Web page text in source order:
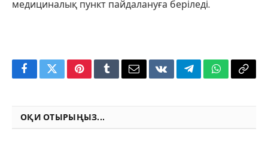
медициналық пункт пайдалануға беріледі.
FacebookTwitterPinterestTumblrEmailVKontakteTelegramWhatsApp
Copy
ОҚИ ОТЫРЫҢЫЗ...